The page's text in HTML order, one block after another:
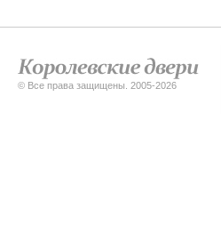
© Все права защищены. 2005-2026